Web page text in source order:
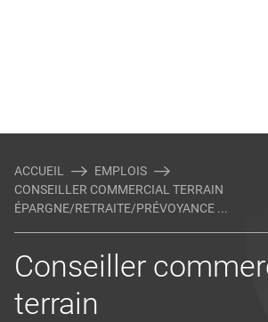
ACCUEIL
EMPLOIS
CONSEILLER COMMERCIAL TERRAIN
ÉPARGNE/RETRAITE/PRÉVOYANCE ...
Conseiller
terrain